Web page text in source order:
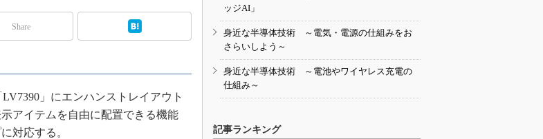
Share
」にエンハンストレイアウト
アイテムを自由に配置できる機能
対応する。
ッジAI」
身近な半導体技術 ～電気・電源の仕組みをお
さらいしよう～
身近な半導体技術 ～電池やワイヤレス充電の
仕組み～
記事ランキング